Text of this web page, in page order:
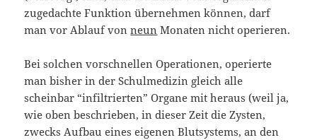
zugedachte Funktion übernehmen können, darf
man vor Ablauf vonneun Monaten nicht operieren.
Bei solchen vorschnellen Operationen, operierte
man bisher in der Schulmedizin gleich alle
scheinbar “infiltrierten” Organe mit heraus (weil ja,
wie oben beschrieben, in dieser Zeit die Zysten,
zwecks Aufbau eines eigenen Blutsystems, an den